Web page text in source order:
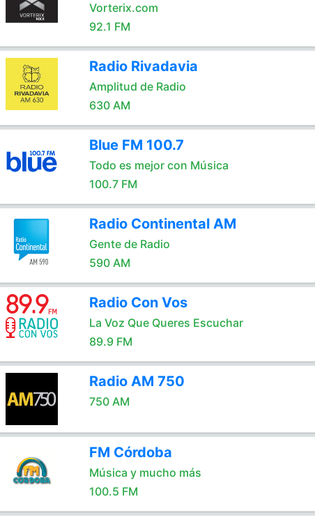
Vorterix.com
92.1 FM
Radio Rivadavia
Amplitud de Radio
630 AM
Blue FM 100.7
Todo es mejor con Música
100.7 FM
Radio Continental AM
Gente de Radio
590 AM
Radio Con Vos
La Voz Que Queres Escuchar
89.9 FM
Radio AM 750
750 AM
FM Córdoba
Música y mucho más
100.5 FM